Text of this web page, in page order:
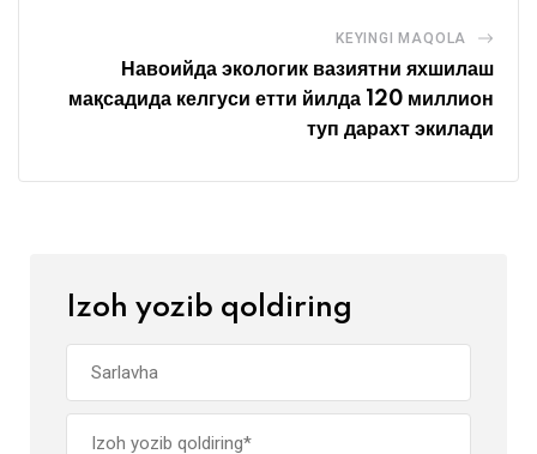
KEYINGI MAQOLA
Навоийда экологик вазиятни яхшилаш
мақсадида келгуси етти йилда 120 миллион
туп дарахт экилади
Izoh yozib qoldiring